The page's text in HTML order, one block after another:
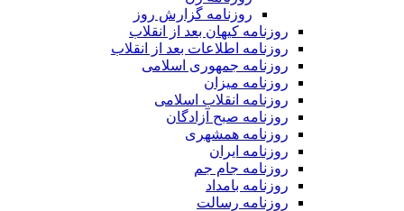
روزنامه گزارش روز
روزنامه کیهان بعد از انقلاب
روزنامه اطلاعات بعد از انقلاب
روزنامه جمهوری اسلامی
روزنامه میزان
روزنامه انقلاب اسلامی
روزنامه صبح آزادگان
روزنامه همشهری
روزنامه ایران
روزنامه جام جم
روزنامه بامداد
روزنامه رسالت